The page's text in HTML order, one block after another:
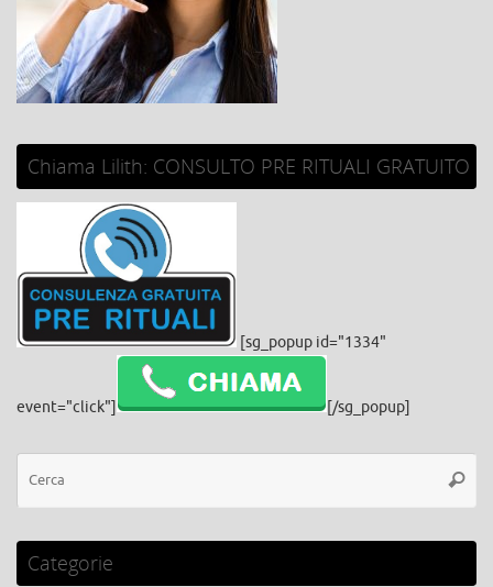
Chiama Lilith: CONSULTO PRE RITUALI GRATUITO
[sg_popup id="1334"
event="click"] [/sg_popup]
Cerca
Categorie